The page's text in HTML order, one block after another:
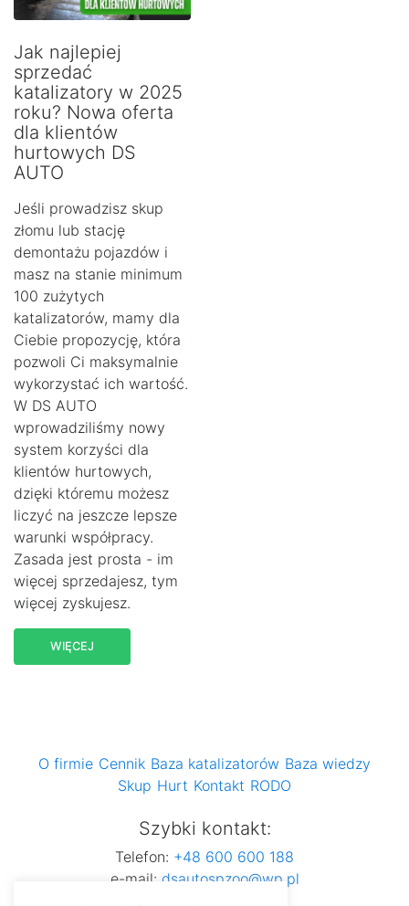
Jak najlepiej
sprzedać
katalizatory w 2025
roku? Nowa oferta
dla klientów
hurtowych DS
AUTO
Jeśli prowadzisz skup
złomu lub stację
demontażu pojazdów i
masz na stanie minimum
100 zużytych
katalizatorów, mamy dla
Ciebie propozycję, która
pozwoli Ci maksymalnie
wykorzystać ich wartość.
W DS AUTO
wprowadziliśmy nowy
system korzyści dla
klientów hurtowych,
dzięki któremu możesz
liczyć na jeszcze lepsze
warunki współpracy.
Zasada jest prosta - im
więcej sprzedajesz, tym
więcej zyskujesz.
WIĘCEJ
O firmie Cennik Baza katalizatorów Baza wiedzy
Skup Hurt Kontakt RODO
Szybki kontakt:
Telefon: +48 600 600 188
e-mail: dsautospzoo@wp.pl